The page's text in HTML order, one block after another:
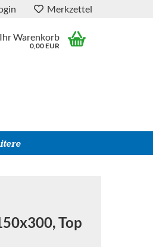
Merkzettel
Ihr Warenkorb
0,00 EUR
Top